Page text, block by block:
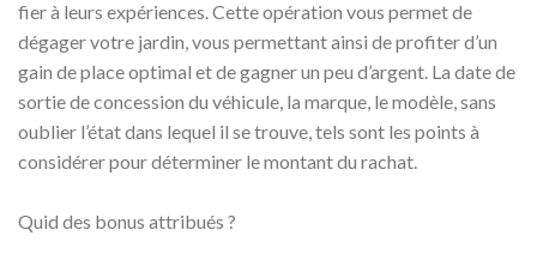
fier à leurs expériences. Cette opération vous permet de
dégager votre jardin, vous permettant ainsi de profiter d’un
gain de place optimal et de gagner un peu d’argent. La date de
sortie de concession du véhicule, la marque, le modèle, sans
oublier l’état dans lequel il se trouve, tels sont les points à
considérer pour déterminer le montant du rachat.
Quid des bonus attribués ?